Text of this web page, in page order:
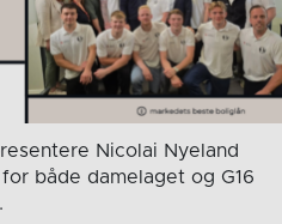
Nicolai Nyeland
både damelaget og G16